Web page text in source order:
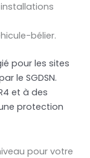
bélier.
pour les sites
le SGDSN.
et à des
protection
pour votre